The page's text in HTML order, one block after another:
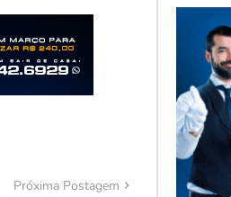
Próxima Postagem